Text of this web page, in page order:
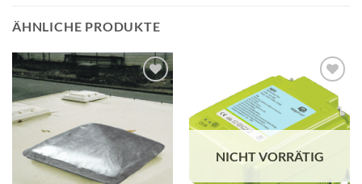
ÄHNLICHE PRODUKTE
NICHT VORRÄTIG